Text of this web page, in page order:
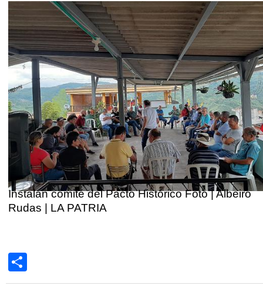
Instalan comité del Pacto Histórico Foto | Albeiro
Rudas | LA PATRIA